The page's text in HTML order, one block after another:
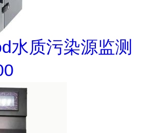
水质污染源监测